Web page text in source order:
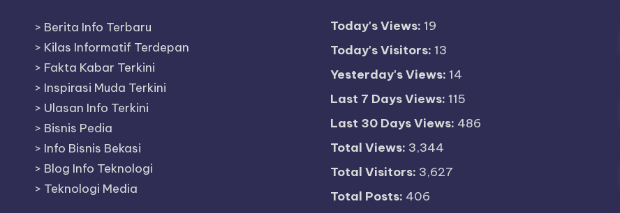
> Berita Info Terbaru
> Kilas Informatif Terdepan
> Fakta Kabar Terkini
> Inspirasi Muda Terkini
> Ulasan Info Terkini
> Bisnis Pedia
> Info Bisnis Bekasi
> Blog Info Teknologi
> Teknologi Media
Today's Views: 19
Today's Visitors: 13
Yesterday's Views: 14
Last 7 Days Views: 115
Last 30 Days Views: 486
Total Views: 3,344
Total Visitors: 3,627
Total Posts: 406